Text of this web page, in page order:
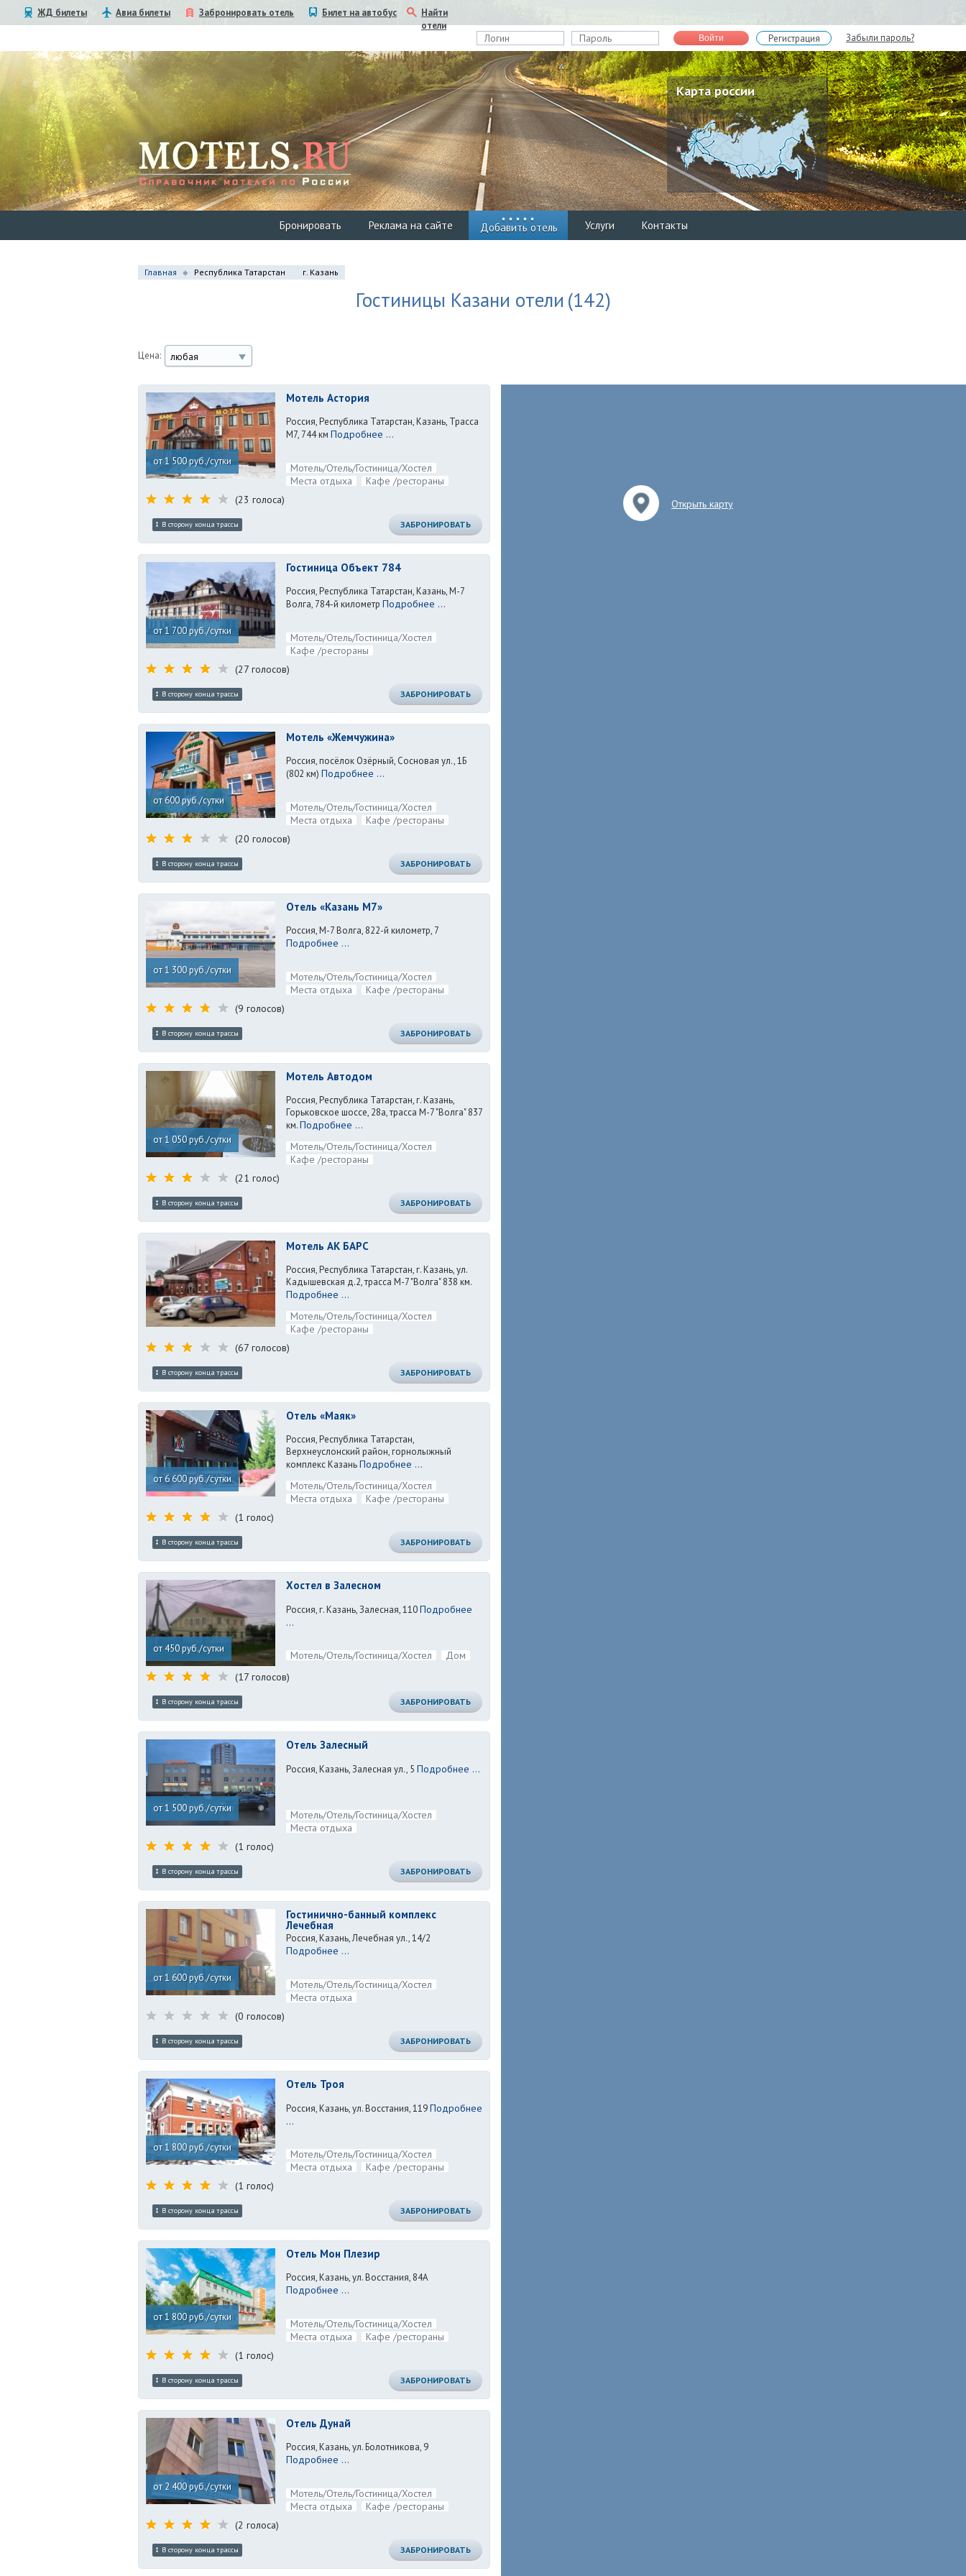
ЖД билеты Авиа билеты Забронировать отель Билет на автобус
Найти
отели
Войти Регистрация Забыли пароль?
Карта россии
Бронировать Реклама на сайте Добавить отель Услуги Контакты
Главная Республика Татарстан г. Казань
Гостиницы Казани отели (142)
Цена: любая
от 1 500 руб./сутки
Мотель Астория
Россия, Республика Татарстан, Казань, Трасса
М7, 744 км Подробнее ...
Мотель/Отель/Гостиница/Хостел
Места отдыха
Кафе /рестораны
(23 голоса)
В сторону конца трассы ЗАБРОНИРОВАТЬ
от 1 700 руб./сутки
Гостиница Объект 784
Россия, Республика Татарстан, Казань, М-7
Волга, 784-й километр Подробнее ...
Мотель/Отель/Гостиница/Хостел
Кафе /рестораны
(27 голосов)
В сторону конца трассы ЗАБРОНИРОВАТЬ
от 600 руб./сутки
Мотель «Жемчужина»
Россия, посёлок Озёрный, Сосновая ул., 1Б
(802 км) Подробнее ...
Мотель/Отель/Гостиница/Хостел
Места отдыха
Кафе /рестораны
(20 голосов)
В сторону конца трассы ЗАБРОНИРОВАТЬ
от 1 300 руб./сутки
Отель «Казань М7»
Россия, М-7 Волга, 822-й километр, 7
Подробнее ...
Мотель/Отель/Гостиница/Хостел
Места отдыха
Кафе /рестораны
(9 голосов)
В сторону конца трассы ЗАБРОНИРОВАТЬ
от 1 050 руб./сутки
Мотель Автодом
Россия, Республика Татарстан, г. Казань,
Горьковское шоссе, 28а, трасса М-7 "Волга" 837
км.Подробнее ...
Мотель/Отель/Гостиница/Хостел
Кафе /рестораны
(21 голос)
В сторону конца трассы ЗАБРОНИРОВАТЬ
Мотель АК БАРС
Россия, Республика Татарстан, г. Казань, ул.
Кадышевская д.2, трасса М-7 "Волга" 838 км.
Подробнее ...
Мотель/Отель/Гостиница/Хостел
Кафе /рестораны
(67 голосов)
В сторону конца трассы ЗАБРОНИРОВАТЬ
от 6 600 руб./сутки
Отель «Маяк»
Россия, Республика Татарстан,
Верхнеуслонский район, горнолыжный
комплекс КазаньПодробнее ...
Мотель/Отель/Гостиница/Хостел
Места отдыха
Кафе /рестораны
(1 голос)
В сторону конца трассы ЗАБРОНИРОВАТЬ
от 450 руб./сутки
Хостел в Залесном
Россия, г. Казань, Залесная, 110Подробнее
...
Мотель/Отель/Гостиница/Хостел
Дом
(17 голосов)
В сторону конца трассы ЗАБРОНИРОВАТЬ
от 1 500 руб./сутки
Отель Залесный
Россия, Казань, Залесная ул., 5 Подробнее ...
Мотель/Отель/Гостиница/Хостел
Места отдыха
(1 голос)
В сторону конца трассы ЗАБРОНИРОВАТЬ
от 1 600 руб./сутки
Гостинично-банный комплекс
Лечебная
Россия, Казань, Лечебная ул., 14/2
Подробнее ...
Мотель/Отель/Гостиница/Хостел
Места отдыха
(0 голосов)
В сторону конца трассы ЗАБРОНИРОВАТЬ
от 1 800 руб./сутки
Отель Троя
Россия, Казань, ул. Восстания, 119Подробнее
...
Мотель/Отель/Гостиница/Хостел
Места отдыха
Кафе /рестораны
(1 голос)
В сторону конца трассы ЗАБРОНИРОВАТЬ
от 1 800 руб./сутки
Отель Мон Плезир
Россия, Казань, ул. Восстания, 84А
Подробнее ...
Мотель/Отель/Гостиница/Хостел
Места отдыха
Кафе /рестораны
(1 голос)
В сторону конца трассы ЗАБРОНИРОВАТЬ
от 2 400 руб./сутки
Отель Дунай
Россия, Казань, ул. Болотникова, 9
Подробнее ...
Мотель/Отель/Гостиница/Хостел
Места отдыха
Кафе /рестораны
(2 голоса)
В сторону конца трассы ЗАБРОНИРОВАТЬ
Открыть карту